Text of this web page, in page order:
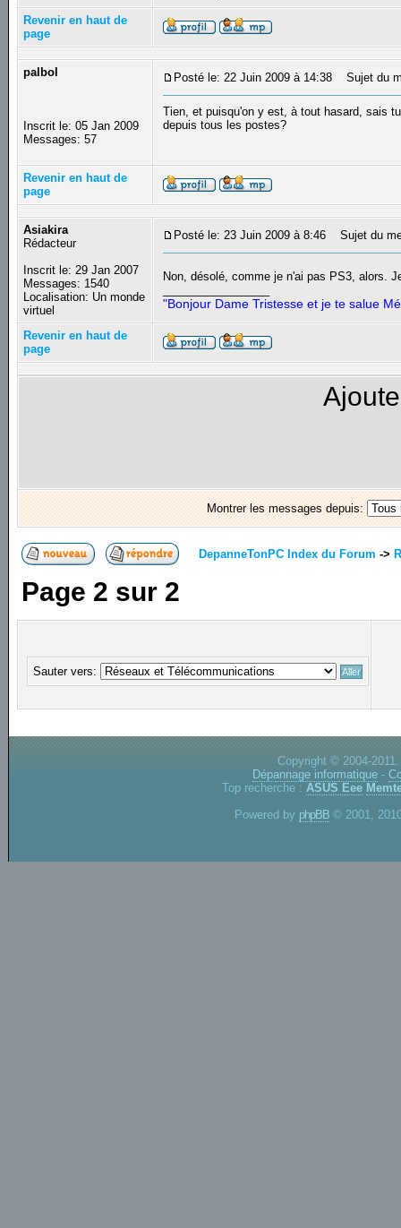
Revenir en haut de
page
palbol
Inscrit le: 05 Jan 2009
Messages: 57
Posté le: 22 Juin 2009 à 14:38 Sujet du
Tien, et puisqu'on y est, à tout hasard, sais
depuis tous les postes?
Revenir en haut de
page
Asiakira
Rédacteur
Inscrit le: 29 Jan 2007
Messages: 1540
Localisation: Un monde
virtuel
Posté le: 23 Juin 2009 à 8:46 Sujet du
Non, désolé, comme je n'ai pas PS3, alors.
"Bonjour Dame Tristesse et je te salue
Revenir en haut de
page
Montrer les messages depuis:
DepanneTonPC Index du Forum ->
Page 2 sur 2
Sauter vers:
Copyright © 2004-
Dépannage informatique -
Top recherche : ASUS Eee
Powered by phpBB © 2001,